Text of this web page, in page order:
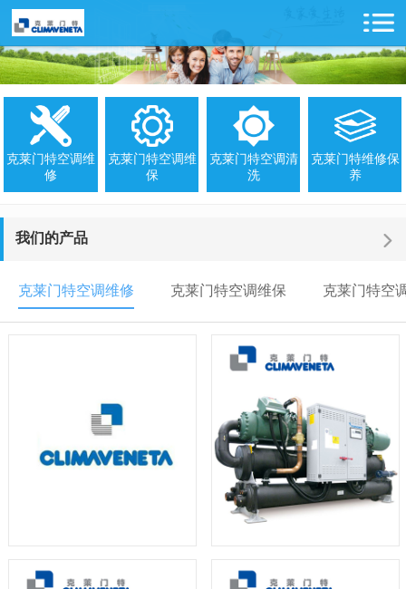
克莱门特空调维
修
克莱门特空调维
保
克莱门特空调清
洗
克莱门特维修保
养
我们的产品
克莱门特空调维修 克莱门特空调维保 克莱门特空